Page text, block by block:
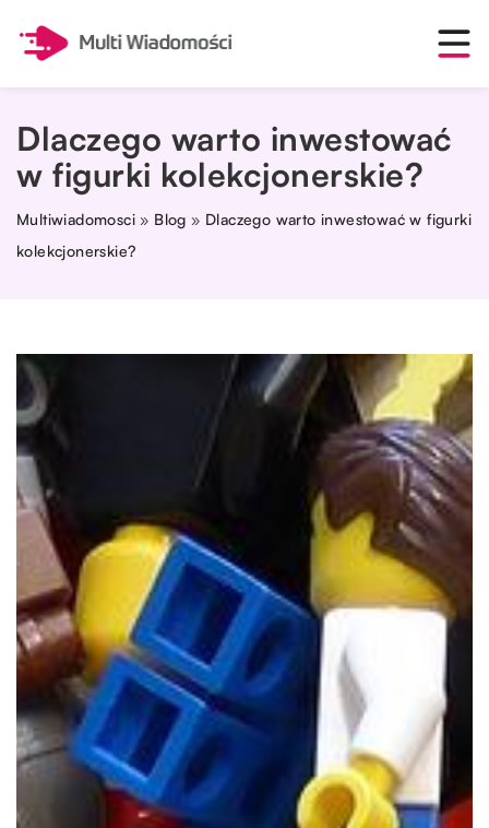
Dlaczego warto inwestować
w figurki kolekcjonerskie?
Multiwiadomosci » Blog » Dlaczego warto inwestować w figurki
kolekcjonerskie?